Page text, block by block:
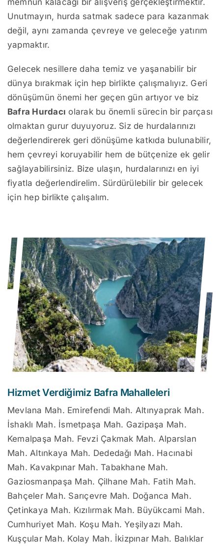
Unutmayın, hurda satmak sadece para kazanmak
değil, aynı zamanda çevreye ve geleceğe yatırım
yapmaktır.
Gelecek nesillere daha temiz ve yaşanabilir bir
dünya bırakmak için hep birlikte çalışmalıyız. Geri
dönüşümün önemi her geçen gün artıyor ve biz
Bafra Hurdacı olarak bu önemli sürecin bir parçası
olmaktan gurur duyuyoruz. Siz de hurdalarınızı
değerlendirerek geri dönüşüme katkıda bulunabilir,
hem çevreyi koruyabilir hem de bütçenize ek gelir
sağlayabilirsiniz. Bize ulaşın, hurdalarınızı en iyi
fiyatla değerlendirelim. Sürdürülebilir bir gelecek
için hep birlikte çalışalım.
Hizmet Verdiğimiz Bafra Mahalleleri
Mevlana Mah. Emirefendi Mah. Altınyaprak Mah.
İshaklı Mah. İsmetpaşa Mah. Gazipaşa Mah.
Kemalpaşa Mah. Fevzi Çakmak Mah. Alparslan
Mah. Altınkaya Mah. Dededağı Mah. Hacınabi
Mah. Kavakpınar Mah. Tabakhane Mah.
Gaziosmanpaşa Mah. Çilhane Mah. Fatih Mah.
Bahçeler Mah. Sarıçevre Mah. Doğanca Mah.
Çetinkaya Mah. Kızılırmak Mah. Büyükcami Mah.
Cumhuriyet Mah. Koşu Mah. Yeşilyazı Mah.
Kuşçular Mah. Kolay Mah. İkizpınar Mah. Balıklar